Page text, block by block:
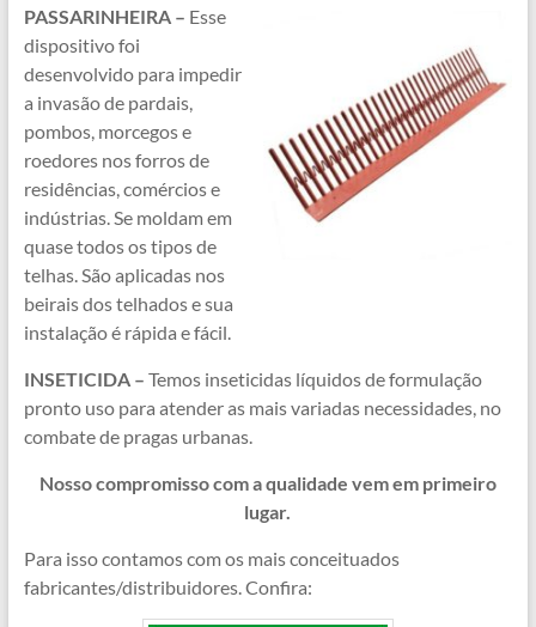
PASSARINHEIRA – Esse
dispositivo foi
desenvolvido para impedir
a invasão de pardais,
pombos, morcegos e
roedores nos forros de
residências, comércios e
indústrias. Se moldam em
quase todos os tipos de
telhas. São aplicadas nos
beirais dos telhados e sua
instalação é rápida e fácil.
INSETICIDA – Temos inseticidas líquidos de formulação
pronto uso para atender as mais variadas necessidades, no
combate de pragas urbanas.
Nosso compromisso com a qualidade vem em primeiro
lugar.
Para isso contamos com os mais conceituados
fabricantes/distribuidores. Confira: